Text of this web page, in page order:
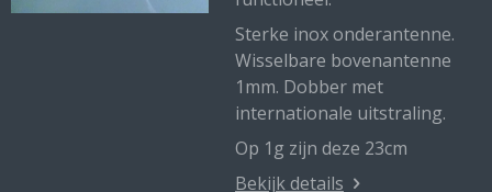
Sterke inox onderantenne.
Wisselbare bovenantenne
1mm. Dobber met
internationale uitstraling.
Op 1g zijn deze 23cm
Bekijk details